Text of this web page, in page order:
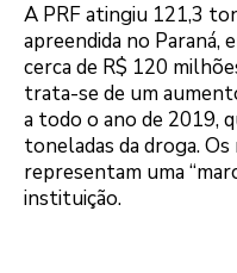
A PRF atingiu 121,3
apreendida no Paraná,
cerca de R$ 120
trata-se de um
a todo o ano de 2019,
toneladas da droga.
representam uma
instituição.